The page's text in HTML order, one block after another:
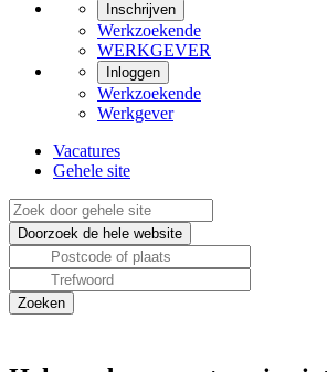
Inschrijven
Werkzoekende
WERKGEVER
Inloggen
Werkzoekende
Werkgever
Vacatures
Gehele site